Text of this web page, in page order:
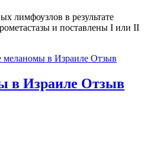
лимфоузлов в результате
и поставлены I или II
в Израиле Отзыв